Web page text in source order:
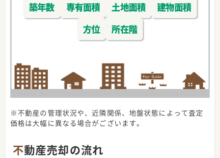
築年数 専有面積 土地面積
建物面積
方位
所在階
※不動産の管理状況や、近隣関係、地盤状態によって査定
価格は大幅に異なる場合がございます。
不動産売却の流れ